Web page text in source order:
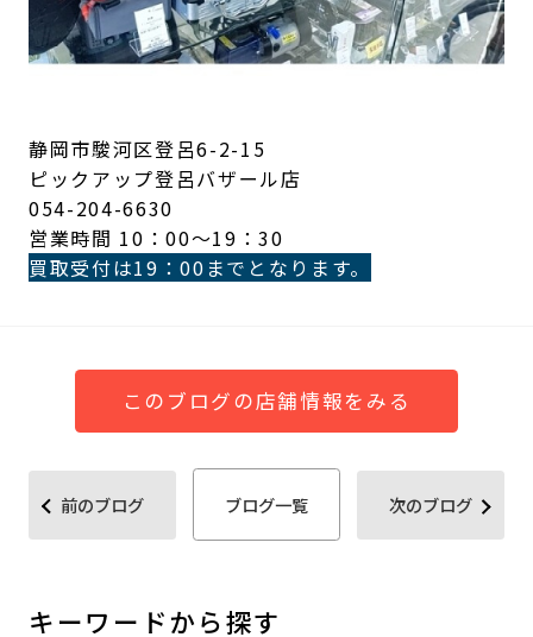
静岡市駿河区登呂6-2-15
ピックアップ登呂バザール店
054-204-6630
営業時間 10：00～19：30
買取受付は19：00までとなります。
このブログの店舗情報をみる
前のブログ ブログ一覧 次のブログ
キーワードから探す